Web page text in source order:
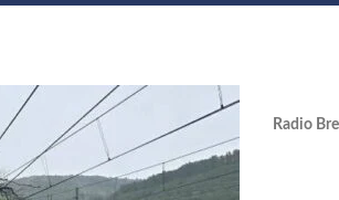
Radio